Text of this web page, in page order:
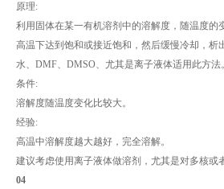
原理:
利用固体在某一有机溶剂中的溶解度，随温度的
高温下达到饱和或接近饱和，然后缓慢冷却，析
水、DMF、DMSO、尤其是离子液体适用此方法。
条件:
溶解度随温度变化比较大。
经验:
高温中溶解度越大越好，完全溶解。
建议考虑使用离子液体做溶剂，尤其是对多核或
04